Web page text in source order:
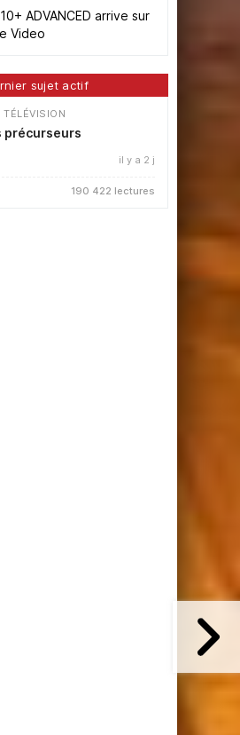
ADVANCED arrive sur
Video
sujet actif
TÉLÉVISION
précurseurs
il y a 2 j
190 422 lectures